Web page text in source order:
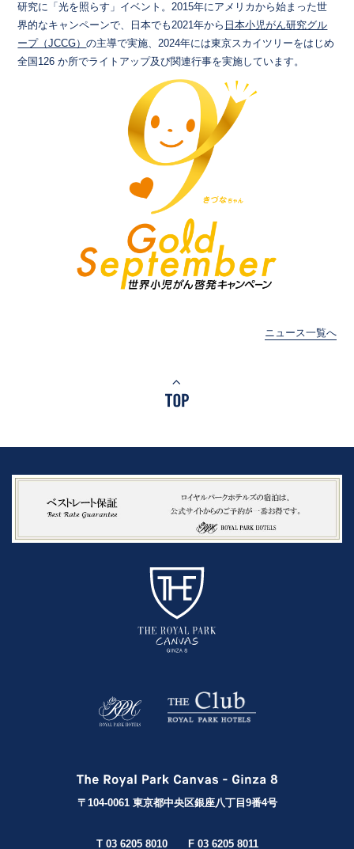
研究に「光を照らす」イベント。2015年にアメリカから始まった世
界的なキャンペーンで、日本でも2021年から​ 日本小児がん研究グル
ープ（JCCG）​の主導で実施、2024年には東京スカイツリーをはじめ
全国126 か所でライトアップ及び関連行事を実施しています。
ニュース一覧へ
〒104-0061 東京都中央区銀座八丁目9番4号
T 03 6205 8010 F 03 6205 8011